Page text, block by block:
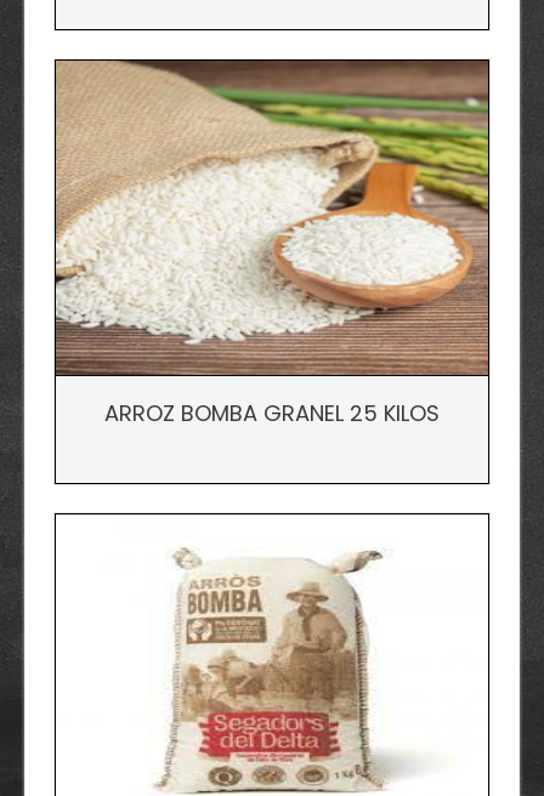
ARROZ BOMBA GRANEL 25 KILOS